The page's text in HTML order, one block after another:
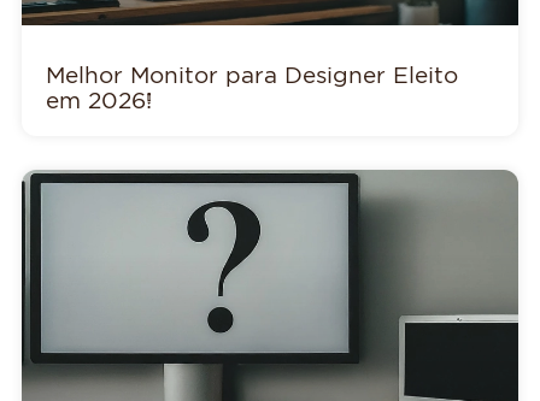
Melhor Monitor para Designer Eleito
em 2026!